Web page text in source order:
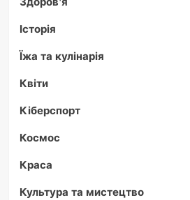
Історія
Їжа та кулінарія
Квіти
Кіберспорт
Космос
Краса
Культура та мистецтво